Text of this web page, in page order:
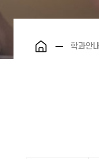
학과안내